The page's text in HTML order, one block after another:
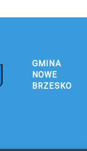
GMINA
NOWE
BRZESKO